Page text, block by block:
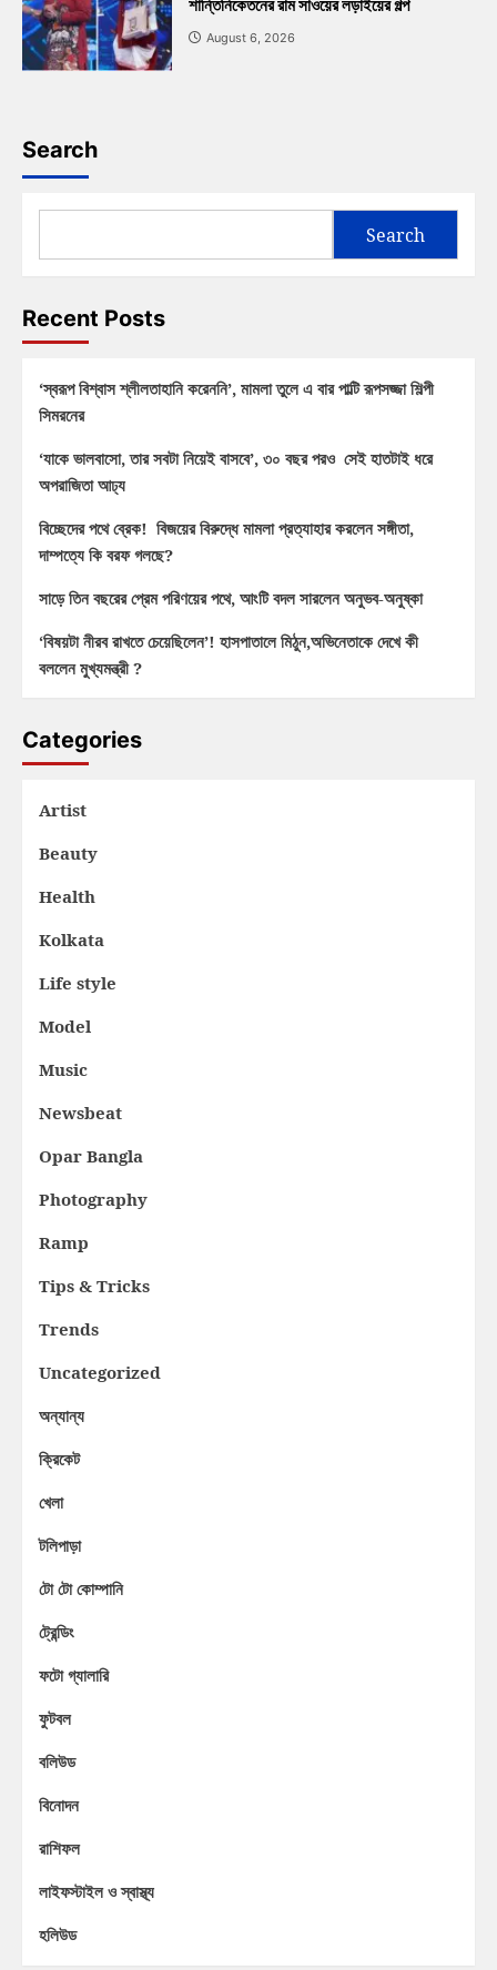
শান্তিনিকেতনের রাম সাওয়ের লড়াইয়ের গল্প
August 6, 2026
Search
Search
Recent Posts
‘স্বরূপ বিশ্বাস শ্লীলতাহানি করেননি’, মামলা তুলে এ বার পাল্টি রূপসজ্জা শিল্পী
সিমরনের
‘যাকে ভালবাসো, তার সবটা নিয়েই বাসবে’, ৩০ বছর পরও সেই হাতটাই ধরে
অপরাজিতা আঢ্য
বিচ্ছেদের পথে ব্রেক! বিজয়ের বিরুদ্ধে মামলা প্রত্যাহার করলেন সঙ্গীতা,
দাম্পত্যে কি বরফ গলছে?
সাড়ে তিন বছরের প্রেম পরিণয়ের পথে, আংটি বদল সারলেন অনুভব-অনুষ্কা
‘বিষয়টা নীরব রাখতে চেয়েছিলেন’! হাসপাতালে মিঠুন,অভিনেতাকে দেখে কী
বললেন মুখ্যমন্ত্রী ?
Categories
Artist
Beauty
Health
Kolkata
Life style
Model
Music
Newsbeat
Opar Bangla
Photography
Ramp
Tips & Tricks
Trends
Uncategorized
অন্যান্য
ক্রিকেট
খেলা
টলিপাড়া
টো টো কোম্পানি
ট্রেন্ডিং
ফটো গ্যালারি
ফুটবল
বলিউড
বিনোদন
রাশিফল
লাইফস্টাইল ও স্বাস্থ্য
হলিউড